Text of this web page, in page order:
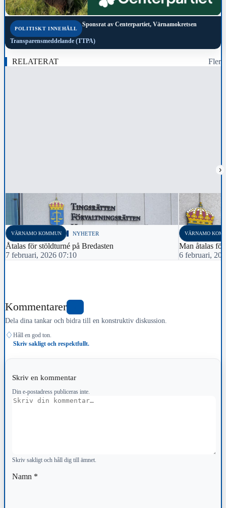
POLITISKT INNEHÅLL
Sponsrat av Centerpartiet, Värnamokretsen
Transparensmeddelande (TTPA)
RELATERAT Fler
›
VÄRNAMO KOMMUN NYHETER
Åtalas för stöldturné på Bredasten
7 februari, 2026 07:10
VÄRNAMO
Man åtalas
6 februari,
Kommentarer
Dela dina tankar och bidra till en konstruktiv diskussion.
♢ Håll en god ton.
Skriv sakligt och respektfullt.
Skriv en kommentar
Din e-postadress publiceras inte.
Kommentar
Skriv sakligt och håll dig till ämnet.
Namn *